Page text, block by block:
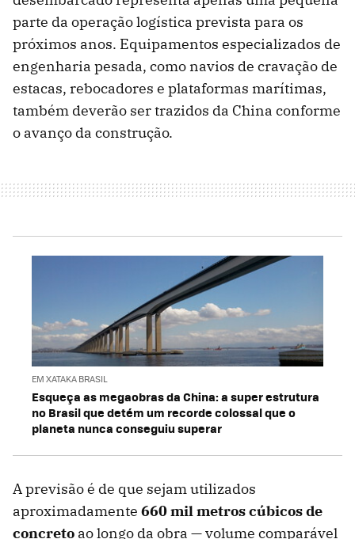
parte da operação logística prevista para os
próximos anos. Equipamentos especializados de
engenharia pesada, como navios de cravação de
estacas, rebocadores e plataformas marítimas,
também deverão ser trazidos da China conforme
o avanço da construção.
EM XATAKA BRASIL
Esqueça as megaobras da China: a super estrutura
no Brasil que detém um recorde colossal que o
planeta nunca conseguiu superar
A previsão é de que sejam utilizados
aproximadamente 660 mil metros cúbicos de
concreto ao longo da obra — volume comparável